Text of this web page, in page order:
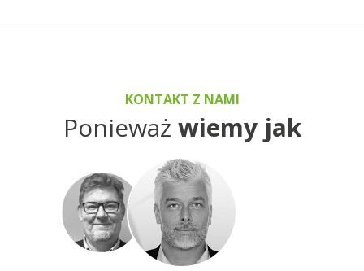
KONTAKT Z NAMI
Ponieważ wiemy jak